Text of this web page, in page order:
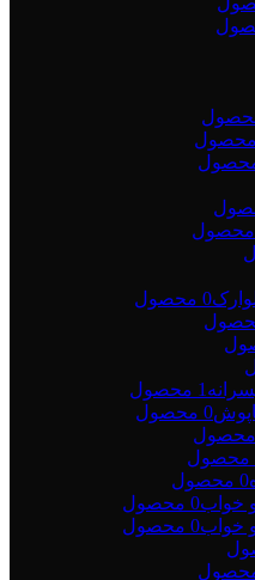
0 محصول
1 محصول
0 محصول
0 محصول
خواب0 محصول
خواب0 محصول